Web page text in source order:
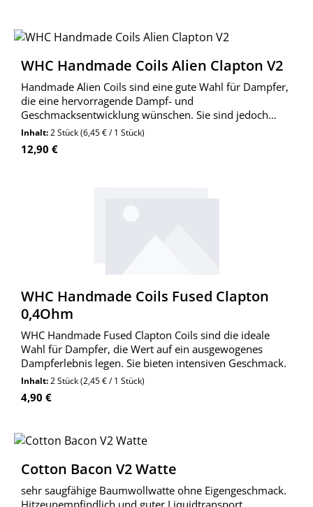
WHC Handmade Coils Alien Clapton V2
Handmade Alien Coils sind eine gute Wahl für Dampfer,
die eine hervorragende Dampf- und
Geschmacksentwicklung wünschen. Sie sind jedoch
etwas teurer und erfordern Erfahrung im Wickeln.
Inhalt:2 Stück(6,45 € / 1 Stück)
Regulärer Preis:
12,90 €
WHC Handmade Coils Fused Clapton
0,4Ohm
WHC Handmade Fused Clapton Coils sind die ideale
Wahl für Dampfer, die Wert auf ein ausgewogenes
Dampferlebnis legen. Sie bieten intensiven Geschmack.
Inhalt:2 Stück(2,45 € / 1 Stück)
Regulärer Preis:
4,90 €
Cotton Bacon V2 Watte
sehr saugfähige Baumwollwatte ohne Eigengeschmack.